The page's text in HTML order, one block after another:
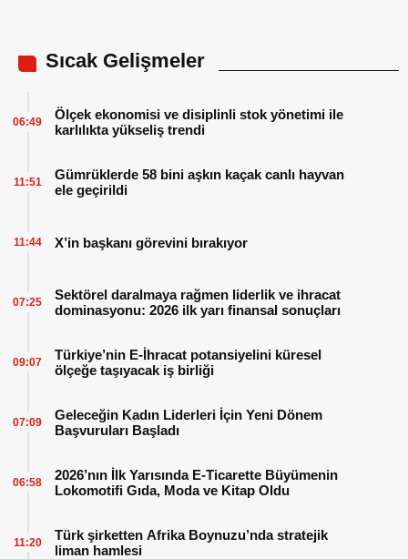
Sıcak Gelişmeler
Ölçek ekonomisi ve disiplinli stok yönetimi ile
karlılıkta yükseliş trendi
06:49
Gümrüklerde 58 bini aşkın kaçak canlı hayvan
ele geçirildi
11:51
X’in başkanı görevini bırakıyor
11:44
Sektörel daralmaya rağmen liderlik ve ihracat
dominasyonu: 2026 ilk yarı finansal sonuçları
07:25
Türkiye’nin E-İhracat potansiyelini küresel
ölçeğe taşıyacak iş birliği
09:07
Geleceğin Kadın Liderleri İçin Yeni Dönem
Başvuruları Başladı
07:09
2026’nın İlk Yarısında E-Ticarette Büyümenin
Lokomotifi Gıda, Moda ve Kitap Oldu
06:58
Türk şirketten Afrika Boynuzu’nda stratejik
liman hamlesi
11:20